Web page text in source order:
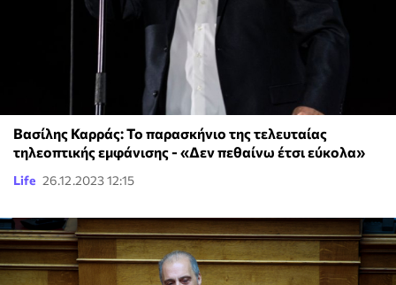
Βασίλης Καρράς: Το παρασκήνιο της τελευταίας
τηλεοπτικής εμφάνισης - «Δεν πεθαίνω έτσι εύκολα»
Life 26.12.2023 12:15